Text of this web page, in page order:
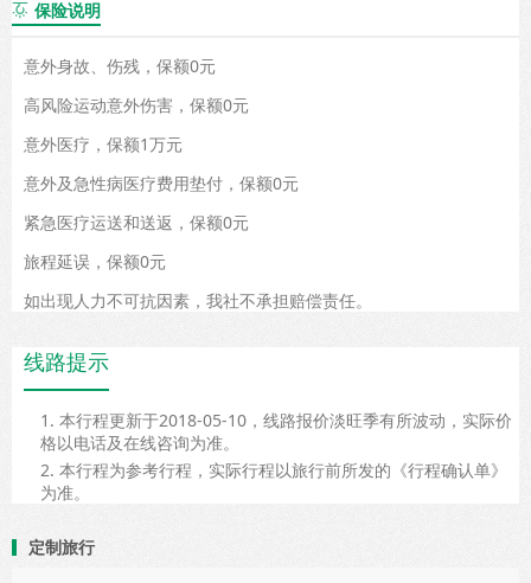
 保险说明
意外身故、伤残，保额0元
高风险运动意外伤害，保额0元
意外医疗，保额1万元
意外及急性病医疗费用垫付，保额0元
紧急医疗运送和送返，保额0元
旅程延误，保额0元
如出现人力不可抗因素，我社不承担赔偿责任。
线路提示
1. 本行程更新于2018-05-10，线路报价淡旺季有所波动，实际价
格以电话及在线咨询为准。
2. 本行程为参考行程，实际行程以旅行前所发的《行程确认单》
为准。
定制旅行